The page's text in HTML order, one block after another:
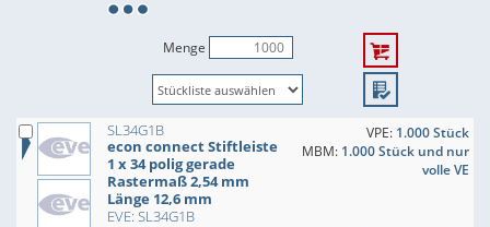
Menge
SL34G1B
econ connect Stiftleiste
1 x 34 polig gerade
Rastermaß 2,54 mm
Länge 12,6 mm
EVE: SL34G1B
VPE: 1.000 Stück
MBM: 1.000 Stück und nur
volle VE